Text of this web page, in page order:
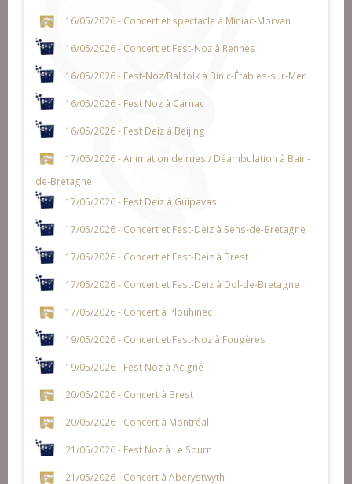
16/05/2026 - Concert et spectacle à Miniac-Morvan
16/05/2026 - Concert et Fest-Noz à Rennes
16/05/2026 - Fest-Noz/Bal folk à Binic-Étables-sur-Mer
16/05/2026 - Fest Noz à Carnac
16/05/2026 - Fest Deiz à Beijing
17/05/2026 - Animation de rues / Déambulation à Bain-
de-Bretagne
17/05/2026 - Fest Deiz à Guipavas
17/05/2026 - Concert et Fest-Deiz à Sens-de-Bretagne
17/05/2026 - Concert et Fest-Deiz à Brest
17/05/2026 - Concert et Fest-Deiz à Dol-de-Bretagne
17/05/2026 - Concert à Plouhinec
19/05/2026 - Concert et Fest-Noz à Fougères
19/05/2026 - Fest Noz à Acigné
20/05/2026 - Concert à Brest
20/05/2026 - Concert à Montréal
21/05/2026 - Fest Noz à Le Sourn
21/05/2026 - Concert à Aberystwyth